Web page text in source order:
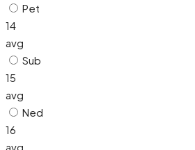
Pet
14
avg
Sub
15
avg
Ned
16
avg